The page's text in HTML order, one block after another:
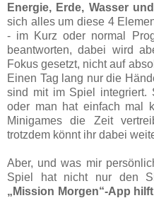
Energie, Erde, Wasser
sich alles um diese 4
- im Kurz oder normal
beantworten, dabei wird
Fokus gesetzt, nicht auf
Einen Tag lang nur die
sind mit im Spiel integriert.
oder man hat einfach mal
Minigames die Zeit
trotzdem könnt ihr dabei
Aber, und was mir
Spiel hat nicht nur den
„Mission Morgen“-App hilft